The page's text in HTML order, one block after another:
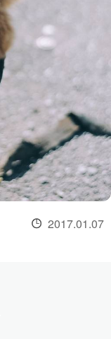
2017.01.07